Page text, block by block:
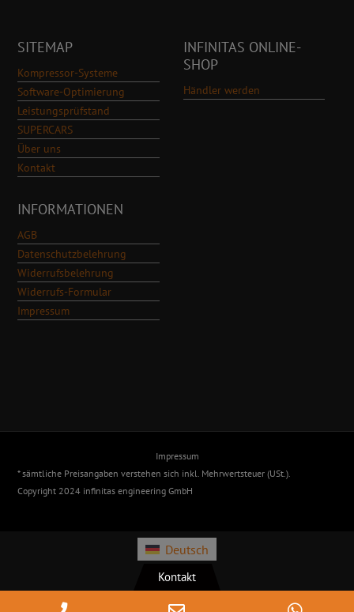
SITEMAP
Kompressor-Systeme
Software-Optimierung
Leistungsprüfstand
SUPERCARS
Über uns
Kontakt
INFINITAS ONLINE-
SHOP
Händler werden
INFORMATIONEN
AGB
Datenschutzbelehrung
Widerrufsbelehrung
Widerrufs-Formular
Impressum
Impressum
* sämtliche Preisangaben verstehen sich inkl. Mehrwertsteuer (USt.).
Copyright 2024 infinitas engineering GmbH
Kontakt
Deutsch